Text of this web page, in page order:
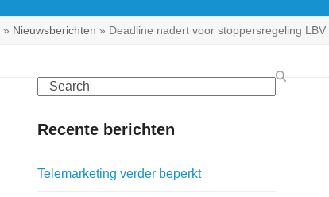
» Nieuwsberichten » Deadline nadert voor stoppersregeling LBV
Search
Recente berichten
Telemarketing verder beperkt